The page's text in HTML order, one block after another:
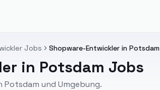
Jobs Shopware-Entwickler in Potsdam
in Potsdam Jobs
und Umgebung.